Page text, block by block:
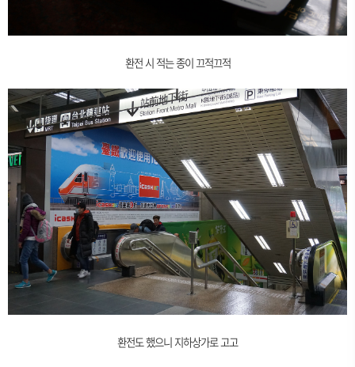
환전 시 적는 종이 끄적끄적
환전도 했으니 지하상가로 고고